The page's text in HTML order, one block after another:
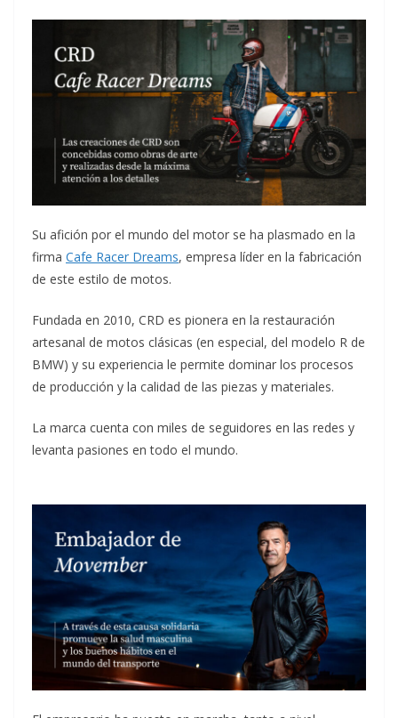
Su afición por el mundo del motor se ha plasmado en la
firma Cafe Racer Dreams, empresa líder en la fabricación
de este estilo de motos.
Fundada en 2010, CRD es pionera en la restauración
artesanal de motos clásicas (en especial, del modelo R de
BMW) y su experiencia le permite dominar los procesos
de producción y la calidad de las piezas y materiales.
La marca cuenta con miles de seguidores en las redes y
levanta pasiones en todo el mundo.